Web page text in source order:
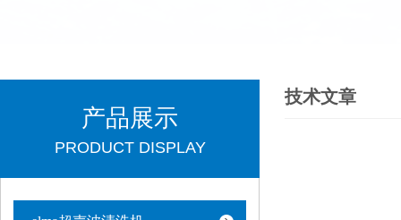
产品展示
PRODUCT DISPLAY
技术文章